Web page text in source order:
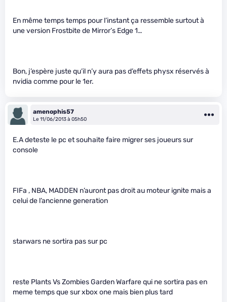
En même temps temps pour l’instant ça ressemble surtout à
une version Frostbite de Mirror’s Edge 1…
Bon, j’espère juste qu’il n’y aura pas d’effets physx réservés à
nvidia comme pour le 1er.
amenophis57
Le 11/06/2013 à 05h50
E.A deteste le pc et souhaite faire migrer ses joueurs sur
console
FIFa , NBA, MADDEN n’auront pas droit au moteur ignite mais a
celui de l’ancienne generation
starwars ne sortira pas sur pc
reste Plants Vs Zombies Garden Warfare qui ne sortira pas en
meme temps que sur xbox one mais bien plus tard